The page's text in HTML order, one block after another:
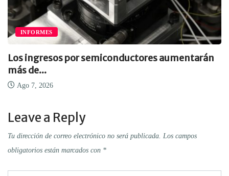
INFORMES
Los ingresos por semiconductores aumentarán
más de...
Ago 7, 2026
Leave a Reply
Tu dirección de correo electrónico no será publicada. Los campos
obligatorios están marcados con *